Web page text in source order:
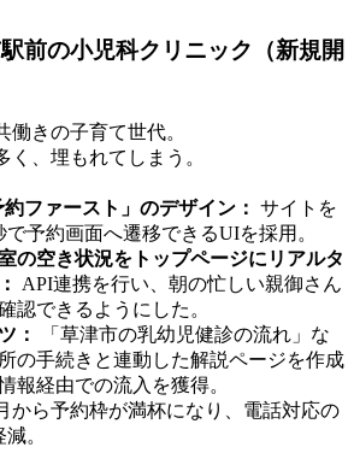
前の小児科クリニック（新規開
働きの子育て世代。
く、埋もれてしまう。
約ファースト」のデザイン： サイトを
で予約画面へ遷移できるUIを採用。
の空き状況をトップページにリアルタ
API連携を行い、朝の忙しい親御さん
認できるようにした。
：
「草津市の乳幼児健診の流れ」な
の手続きと連動した解説ページを作成
報経由での流入を獲得。
から予約枠が満杯になり、電話対応の
。